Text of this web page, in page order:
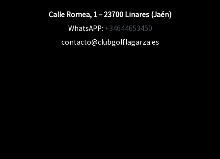
Calle Romea, 1 – 23700 Linares (Jaén)
WhatsAPP: +34644653450
contacto@clubgolflagarza.es